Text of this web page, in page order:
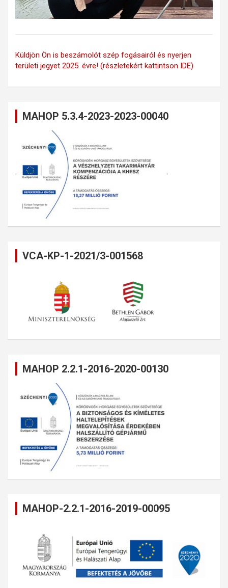
Küldjön Ön is beszámolót szép fogásairól és nyerjen
területi jegyet 2025. évre! (részletekért kattintson IDE)
MAHOP 5.3.4-2023-2023-00040
VCA-KP-1-2021/3-001568
MAHOP 2.2.1-2016-2020-00130
MAHOP-2.2.1-2016-2019-00095